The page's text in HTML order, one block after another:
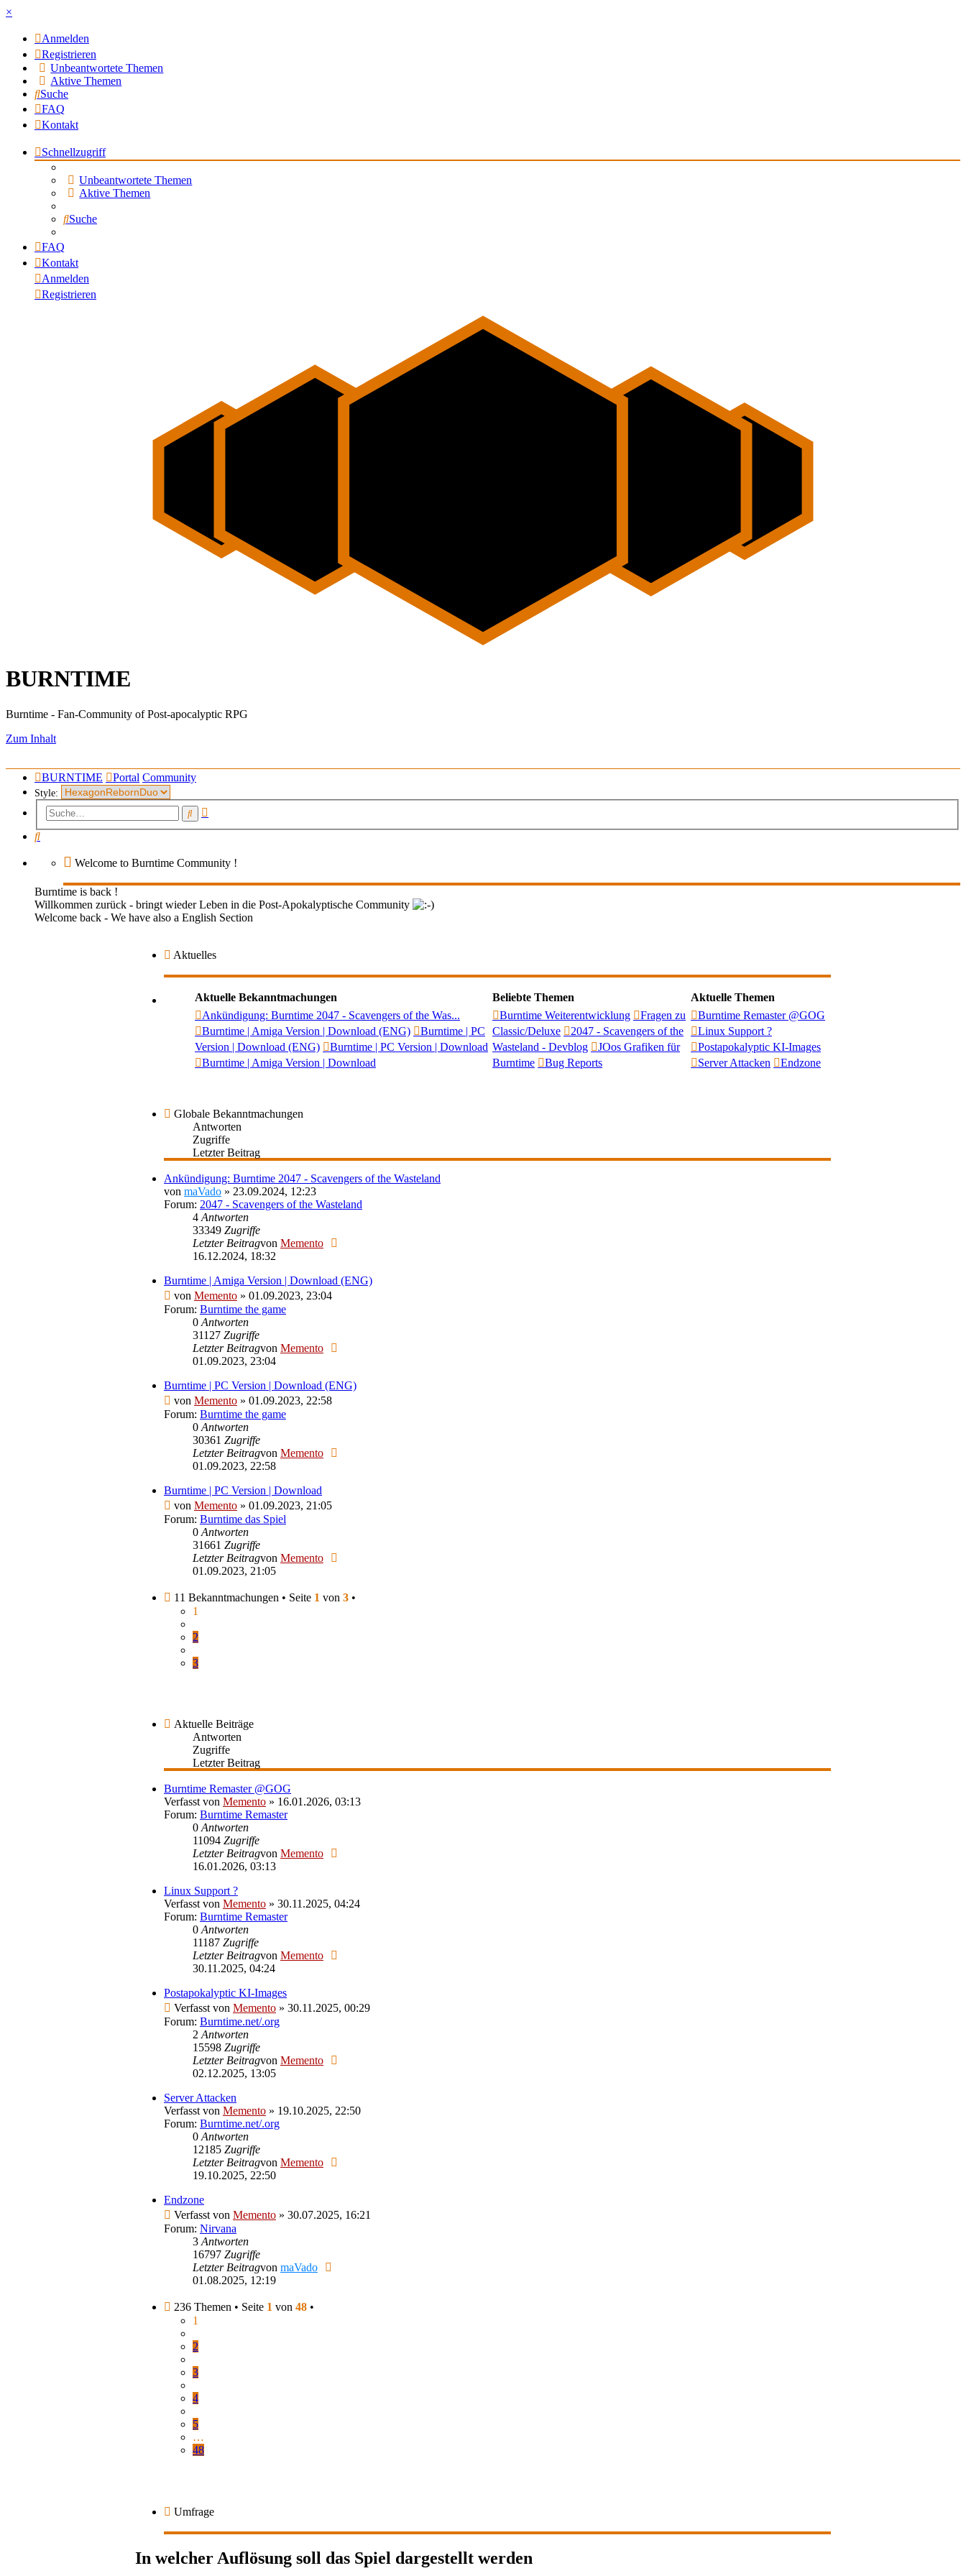
×
Anmelden
Registrieren
Unbeantwortete Themen
Aktive Themen
Suche
FAQ
Kontakt
Schnellzugriff
Unbeantwortete Themen
Aktive Themen
Suche
FAQ
Kontakt
Anmelden
Registrieren
BURNTIME
Burntime - Fan-Community of Post-apocalyptic RPG
Zum Inhalt
BURNTIME Portal Community
Style:
Suche
Suche
Welcome to Burntime Community !
Burntime is back !
Willkommen zurück - bringt wieder Leben in die Post-Apokalyptische Community
Welcome back - We have also a English Section
Aktuelles
Aktuelle Bekanntmachungen Beliebte Themen
Aktuelle Themen
Ankündigung: Burntime 2047 - Scavengers of the Was...
Burntime | Amiga Version | Download (ENG)
Burntime | PC
Version | Download (ENG)
Burntime | PC Version | Download
Burntime | Amiga Version | Download
Burntime Weiterentwicklung
Fragen zu
Classic/Deluxe
2047 - Scavengers of the
Wasteland - Devblog
JOos Grafiken für
Burntime
Bug Reports
Burntime Remaster @GOG
Linux Support ?
Postapokalyptic KI-Images
Server Attacken
Endzone
Globale Bekanntmachungen
Antworten
Zugriffe
Letzter Beitrag
Ankündigung: Burntime 2047 - Scavengers of the Wasteland
von maVado » 23.09.2024, 12:23
Forum: 2047 - Scavengers of the Wasteland
4 Antworten
33349 Zugriffe
Letzter Beitragvon Memento
16.12.2024, 18:32
Burntime | Amiga Version | Download (ENG)
von Memento » 01.09.2023, 23:04
Forum: Burntime the game
0 Antworten
31127 Zugriffe
Letzter Beitragvon Memento
01.09.2023, 23:04
Burntime | PC Version | Download (ENG)
von Memento » 01.09.2023, 22:58
Forum: Burntime the game
0 Antworten
30361 Zugriffe
Letzter Beitragvon Memento
01.09.2023, 22:58
Burntime | PC Version | Download
von Memento » 01.09.2023, 21:05
Forum: Burntime das Spiel
0 Antworten
31661 Zugriffe
Letzter Beitragvon Memento
01.09.2023, 21:05
11 Bekanntmachungen • Seite 1 von 3 •
1
2
3
Aktuelle Beiträge
Antworten
Zugriffe
Letzter Beitrag
Burntime Remaster @GOG
Verfasst von Memento » 16.01.2026, 03:13
Forum: Burntime Remaster
0 Antworten
11094 Zugriffe
Letzter Beitragvon Memento
16.01.2026, 03:13
Linux Support ?
Verfasst von Memento » 30.11.2025, 04:24
Forum: Burntime Remaster
0 Antworten
11187 Zugriffe
Letzter Beitragvon Memento
30.11.2025, 04:24
Postapokalyptic KI-Images
Verfasst von Memento » 30.11.2025, 00:29
Forum: Burntime.net/.org
2 Antworten
15598 Zugriffe
Letzter Beitragvon Memento
02.12.2025, 13:05
Server Attacken
Verfasst von Memento » 19.10.2025, 22:50
Forum: Burntime.net/.org
0 Antworten
12185 Zugriffe
Letzter Beitragvon Memento
19.10.2025, 22:50
Endzone
Verfasst von Memento » 30.07.2025, 16:21
Forum: Nirvana
3 Antworten
16797 Zugriffe
Letzter Beitragvon maVado
01.08.2025, 12:19
236 Themen • Seite 1 von 48 •
1
2
3
4
5
…
48
Umfrage
In welcher Auflösung soll das Spiel dargestellt werden